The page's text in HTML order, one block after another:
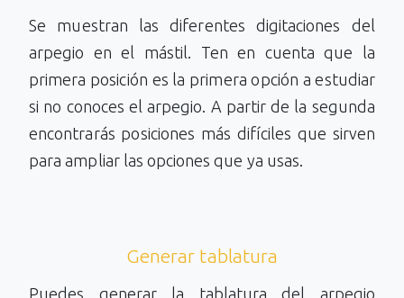
Se muestran las diferentes digitaciones del
arpegio en el mástil. Ten en cuenta que la
primera posición es la primera opción a estudiar
si no conoces el arpegio. A partir de la segunda
encontrarás posiciones más difíciles que sirven
para ampliar las opciones que ya usas.
Generar tablatura
Puedes generar la tablatura del arpegio